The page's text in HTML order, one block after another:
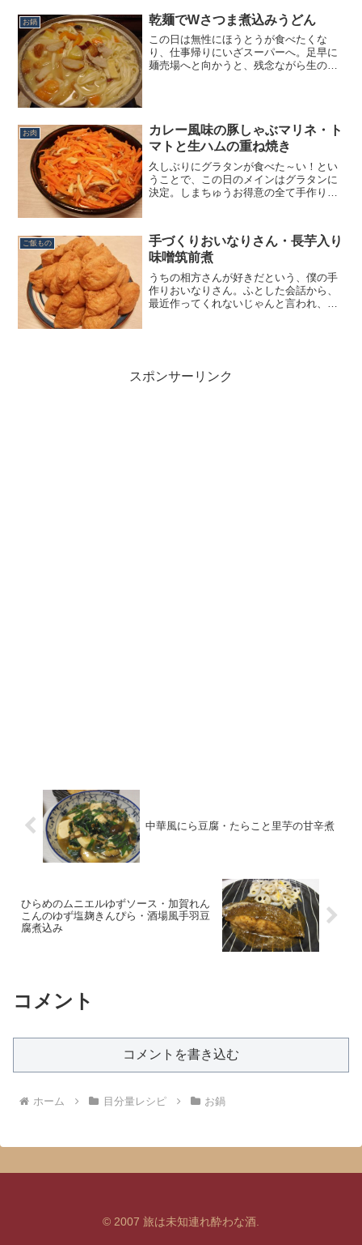
うのが、ごまスコ。その夜...
お鍋 乾麺でWさつま煮込みうどん
この日は無性にほうとうが食べたくな
り、仕事帰りにいざスーパーへ。足早に
麺売場へと向かうと、残念ながら生のほ
お肉
カレー風味の豚しゃぶマリネ・ト
マトと生ハムの重ね焼き
久しぶりにグラタンが食べた～い！とい
うことで、この日のメインはグラタンに
決定。しまちゅうお得意の全て手作りの
今回ご紹介するのは、カレー...
ご飯もの
手づくりおいなりさん・長芋入り
味噌筑前煮
うちの相方さんが好きだという、僕の手
作りおいなりさん。ふとした会話から、
最近作ってくれないじゃんと言われ、リ
スポンサーリンク
中華風にら豆腐・たらこと里芋の甘辛煮
ひらめのムニエルゆずソース・加賀れん
こんのゆず塩麹きんぴら・酒場風手羽豆
腐煮込み
コメント
コメントを書き込む
ホーム 目分量レシピ お鍋
© 2007 旅は未知連れ酔わな酒.